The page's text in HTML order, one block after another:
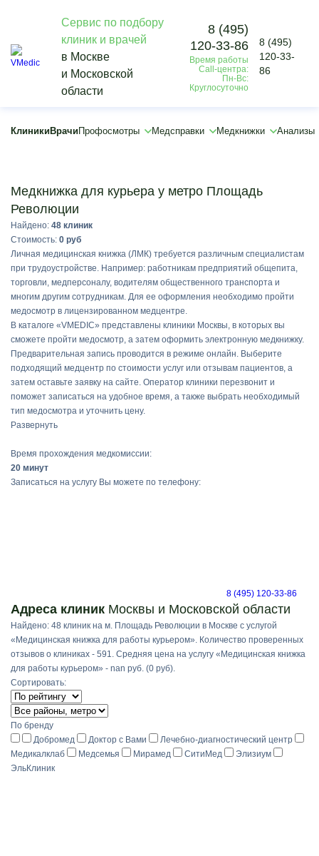
Сервис по подбору
клиник и врачей
в Москве
и Московской
области
8 (495)
120-33-86
Время работы
Call-центра:
Пн-Вс:
Круглосуточно
8 (495)
120-33-
86
Клиники Врачи Профосмотры Медсправки Медкнижки Анализы
×
×
Медкнижка для курьера у метро Площадь
Революции
Найдено: 48 клиник
Стоимость: 0 руб
Личная медицинская книжка (ЛМК) требуется различным специалистам
при трудоустройстве. Например: работникам предприятий общепита,
торговли, медперсоналу, водителям общественного транспорта и
многим другим сотрудникам. Для ее оформления необходимо пройти
медосмотр в лицензированном медцентре.
В каталоге «VMEDIC» представлены клиники Москвы, в которых вы
сможете пройти медосмотр, а затем оформить электронную медкнижку.
Предварительная запись проводится в режиме онлайн. Выберите
подходящий медцентр по стоимости услуг или отзывам пациентов, а
затем оставьте заявку на сайте. Оператор клиники перезвонит и
поможет записаться на удобное время, а также выбрать необходимый
тип медосмотра и уточнить цену.
Развернуть
Время прохождения медкомиссии:
20 минут
Записаться на услугу Вы можете по телефону:
8 (495) 120-33-86
Адреса клиник Москвы и Московской области
Найдено: 48 клиник на м. Площадь Революции в Москве с услугой
«Медицинская книжка для работы курьером». Количество проверенных
отзывов о клиниках - 591. Средняя цена на услугу «Медицинская книжка
для работы курьером» - nan руб. (0 руб).
Сортировать:
По бренду
Добромед
Доктор с Вами
Лечебно-диагностический центр
Медикалклаб
Медсемья Мирамед СитиМед
Элизиум
ЭльКлиник